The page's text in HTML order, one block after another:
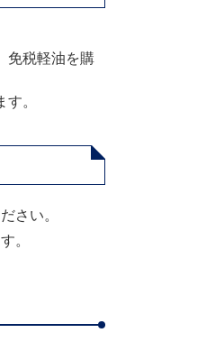
免税軽油を購
。
さい。
。